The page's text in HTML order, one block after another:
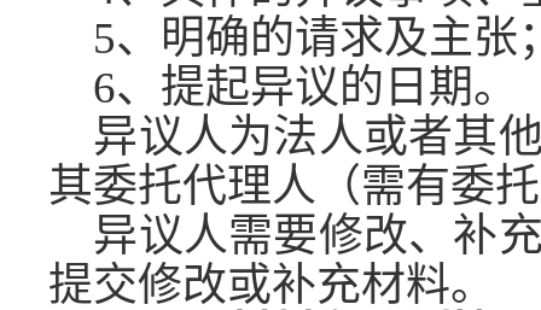
5、明确的请求及主张
6、提起异议的日期。
异议人为法人或者其
其委托代理人（需有委
异议人需要修改、补
提交修改或补充材料。